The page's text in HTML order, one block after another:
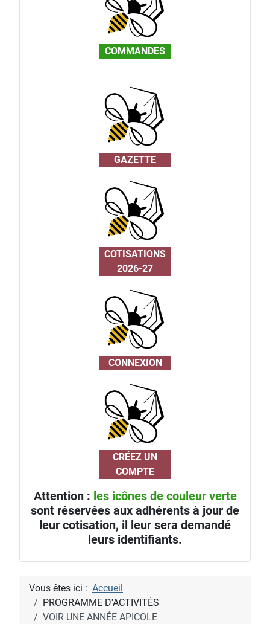
COMMANDES
GAZETTE
COTISATIONS
2026-27
CONNEXION
CRÉEZ UN
COMPTE
Attention : les icônes de couleur verte
sont réservées aux adhérents à jour de
leur cotisation, il leur sera demandé
leurs identifiants.
Vous êtes ici : Accueil
PROGRAMME D'ACTIVITÉS
VOIR UNE ANNÉE APICOLE